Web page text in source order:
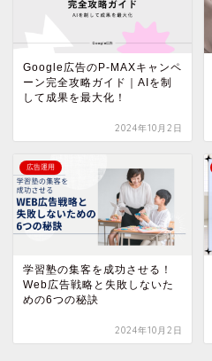
Google広告のP-MAXキャンペ
ーン完全攻略ガイド｜AIを制
して成果を最大化！
2024年10月2日
広告運用
学習塾の集客を成功させる！
Web広告戦略と失敗しないた
めの6つの秘訣
2024年10月2日